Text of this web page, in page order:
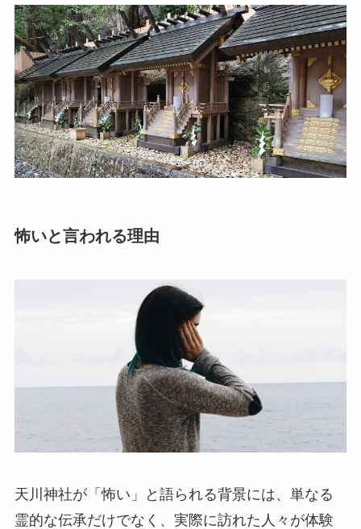
怖いと言われる理由
天川神社が「怖い」と語られる背景には、単なる
霊的な伝承だけでなく、実際に訪れた人々が体験